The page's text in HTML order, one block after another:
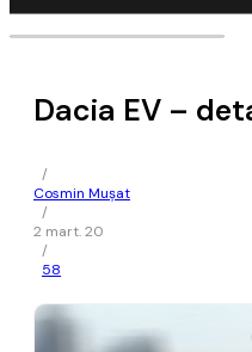
Dacia EV –
/
Cosmin Mușat
/
2 mart. 20
/
58